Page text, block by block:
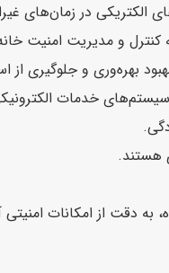
الکتریکی در زمان‌های
و مدیریت امنیت
بهره‌وری و جلوگیری از
خدمات
هستند.
دقت از امکانات امنیتی